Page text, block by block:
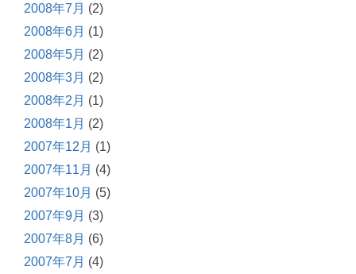
2008年7月 (2)
2008年6月 (1)
2008年5月 (2)
2008年3月 (2)
2008年2月 (1)
2008年1月 (2)
2007年12月 (1)
2007年11月 (4)
2007年10月 (5)
2007年9月 (3)
2007年8月 (6)
2007年7月 (4)